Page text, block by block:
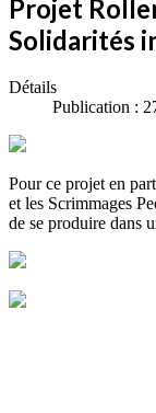
Projet
Solidarités
Détails
Publication :
Pour ce projet en
et les Scrimmages
de se produire dans